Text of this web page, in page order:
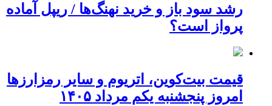
رشد سود باز و خرید نهنگ‌ها / ریپل آماده
پرواز است؟
قیمت بیت‌کوین، اتریوم و سایر رمزارزها
امروز پنجشنبه یکم مرداد ۱۴۰۵